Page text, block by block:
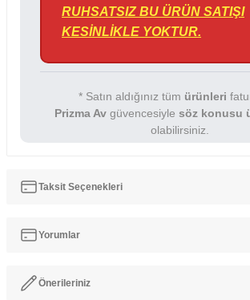
RUHSATSIZ BU ÜRÜN SATIŞI
KESİNLİKLE YOKTUR.
* Satın aldığınız tüm ürünleri
Prizma Av güvencesiyle söz konusu
olabilirsiniz.
Taksit Seçenekleri
Yorumlar
Önerileriniz